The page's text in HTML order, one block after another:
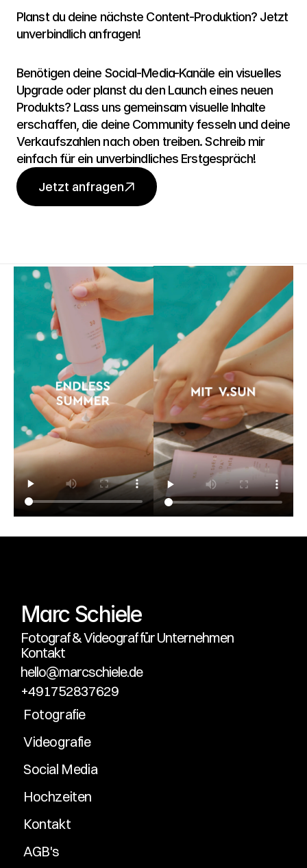
Planst du deine nächste Content-Produktion? Jetzt
unverbindlich anfragen!
Benötigen deine Social-Media-Kanäle ein visuelles
Upgrade oder planst du den Launch eines neuen
Produkts? Lass uns gemeinsam visuelle Inhalte
erschaffen, die deine Community fesseln und deine
Verkaufszahlen nach oben treiben. Schreib mir
einfach für ein unverbindliches Erstgespräch!
Jetzt anfragen
Marc Schiele
Fotograf & Videograf für Unternehmen
Kontakt
hello@marcschiele.de
+491752837629
Fotografie
Videografie
Social Media
Hochzeiten
Kontakt
AGB's